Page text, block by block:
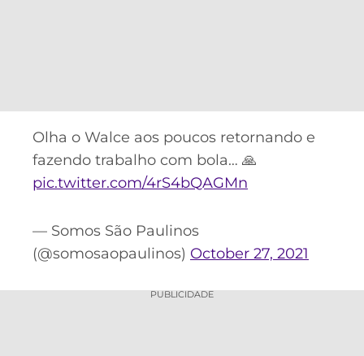
Olha o Walce aos poucos retornando e
fazendo trabalho com bola… 🙏
pic.twitter.com/4rS4bQAGMn
— Somos São Paulinos
(@somosaopaulinos) October 27, 2021
PUBLICIDADE